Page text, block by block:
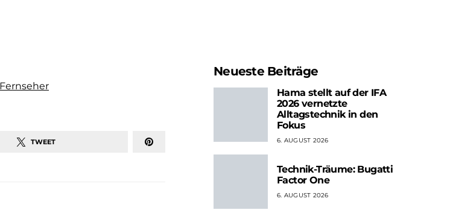
TWEET
Neueste Beiträge
Hama stellt auf der IFA
2026 vernetzte
Alltagstechnik in den
Fokus
6. AUGUST 2026
Technik-Träume: Bugatti
Factor One
6. AUGUST 2026